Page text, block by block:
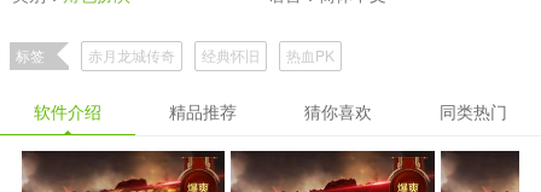
标签 赤月龙城传奇 经典怀旧 热血PK
软件介绍 精品推荐 猜你喜欢 同类热门